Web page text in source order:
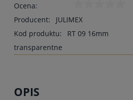
Ocena:
Producent:
JULIMEX
Kod produktu:
RT 09 16mm
transparentne
OPIS